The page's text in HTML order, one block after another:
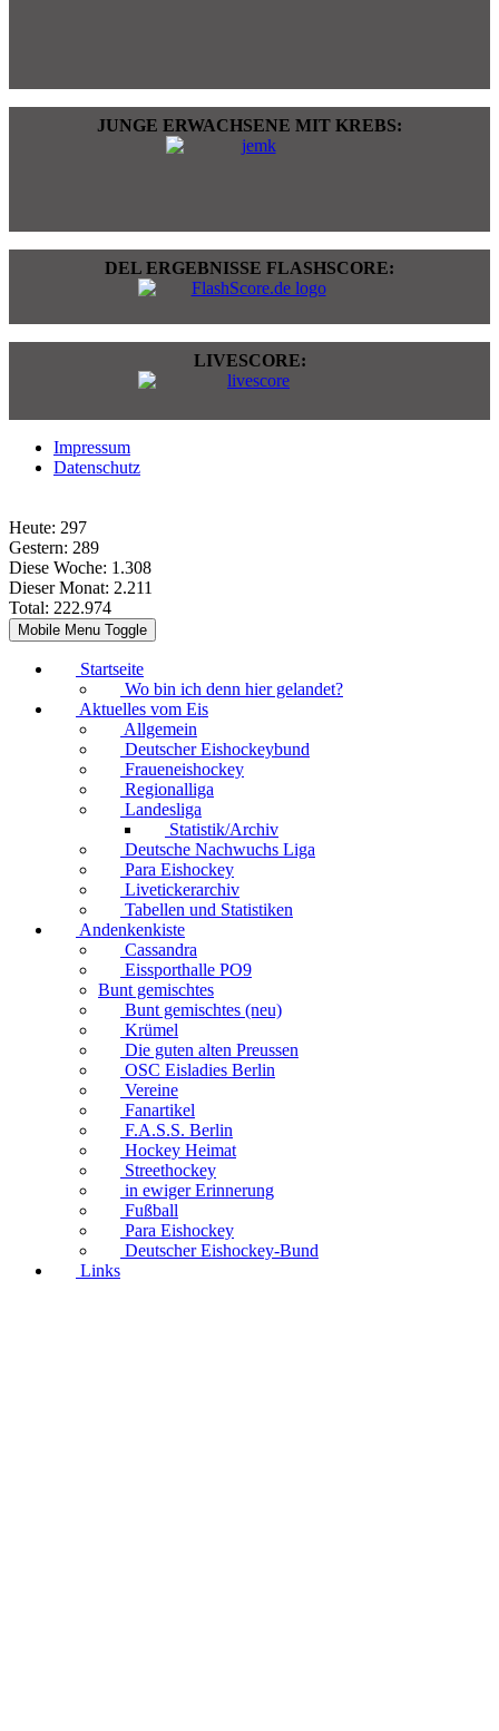
JUNGE ERWACHSENE MIT KREBS:
DEL ERGEBNISSE FLASHSCORE:
LIVESCORE:
Impressum
Datenschutz
Heute: 297
Gestern: 289
Diese Woche: 1.308
Dieser Monat: 2.211
Total: 222.974
Mobile Menu Toggle
Startseite
Wo bin ich denn hier gelandet?
Aktuelles vom Eis
Allgemein
Deutscher Eishockeybund
Fraueneishockey
Regionalliga
Landesliga
Statistik/Archiv
Deutsche Nachwuchs Liga
Para Eishockey
Livetickerarchiv
Tabellen und Statistiken
Andenkenkiste
Cassandra
Eissporthalle PO9
Bunt gemischtes
Bunt gemischtes (neu)
Krümel
Die guten alten Preussen
OSC Eisladies Berlin
Vereine
Fanartikel
F.A.S.S. Berlin
Hockey Heimat
Streethockey
in ewiger Erinnerung
Fußball
Para Eishockey
Deutscher Eishockey-Bund
Links